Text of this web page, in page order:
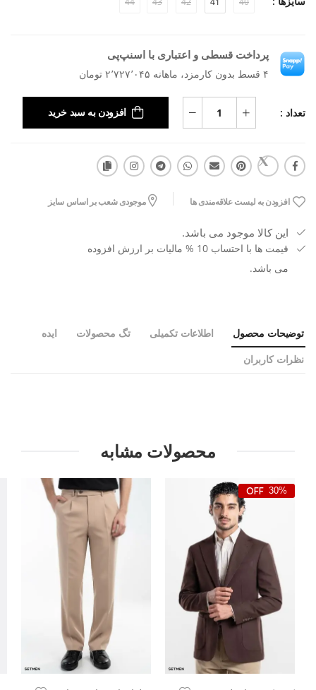
پرداخت قسطی و اعتباری با اسنپ‌پی
۴ قسط بدون کارمزد، ماهانه ۲٬۷۲۷٬۰۴۵ تومان
تعداد : افزودن به سبد خرید
افزودن به لیست علاقه‌مندی ها موجودی شعب بر اساس سایز
این کالا موجود می باشد.
قیمت ها با احتساب 10 % مالیات بر ارزش افزوده
می باشد.
توضیحات محصول اطلاعات تکمیلی تگ محصولات ایده
نظرات کاربران
محصولات مشابه
30%